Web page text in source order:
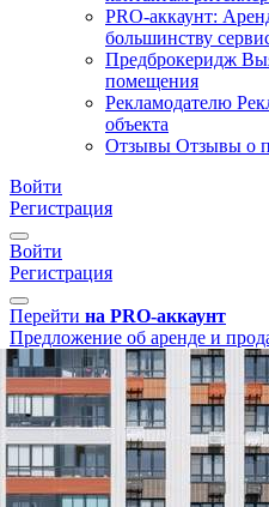
PRO-аккаунт:
большинству
Предброкеридж
помещения
Рекламодателю
объекта
Отзывы Отзывы о
Войти
Регистрация
Войти
Регистрация
Перейти на PRO-аккаунт
Предложение об аренде и